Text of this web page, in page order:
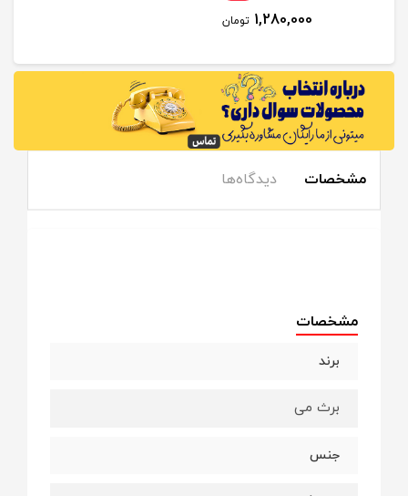
1,280,000 تومان
مشخصات دیدگاه‌ها
مشخصات
برند
برث می
جنس